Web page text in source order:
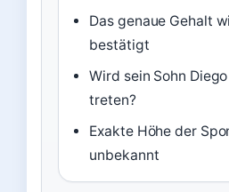
Das genaue Gehalt
bestätigt
Wird sein Sohn
treten?
Exakte Höhe der
unbekannt